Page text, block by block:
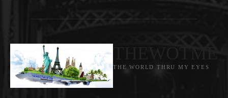
THE WORLD THRU MY EYES